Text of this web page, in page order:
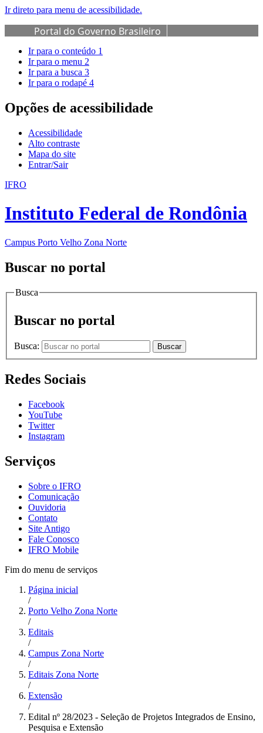
Ir direto para menu de acessibilidade.
Portal do Governo Brasileiro
Ir para o conteúdo 1
Ir para o menu 2
Ir para a busca 3
Ir para o rodapé 4
Opções de acessibilidade
Acessibilidade
Alto contraste
Mapa do site
Entrar/Sair
IFRO
Instituto Federal de Rondônia
Campus Porto Velho Zona Norte
Buscar no portal
Busca
Buscar no portal
Busca: Buscar
Redes Sociais
Facebook
YouTube
Twitter
Instagram
Serviços
Sobre o IFRO
Comunicação
Ouvidoria
Contato
Site Antigo
Fale Conosco
IFRO Mobile
Fim do menu de serviços
Página inicial
/
Porto Velho Zona Norte
/
Editais
/
Campus Zona Norte
/
Editais Zona Norte
/
Extensão
/
Edital nº 28/2023 - Seleção de Projetos Integrados de Ensino,
Pesquisa e Extensão